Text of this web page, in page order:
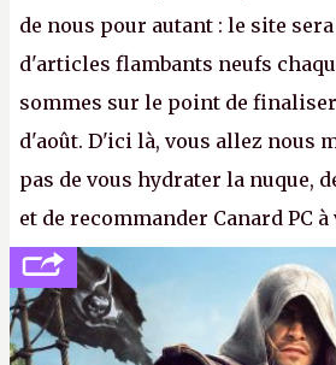
de nous pour autant : le site
d'articles flambants neufs
sommes sur le point de
d'août. D'ici là, vous allez nous
pas de vous hydrater la nuque,
et de recommander Canard PC
votre famille et aux inconnus
dans la rue. Bon été à tous ! –ER.